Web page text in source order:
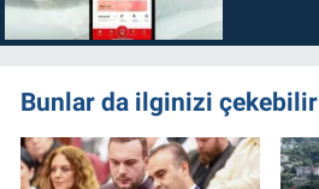
Bunlar da ilginizi çekebilir